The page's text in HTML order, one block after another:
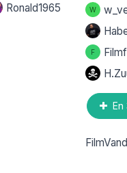
Ronald1965 W
F
En